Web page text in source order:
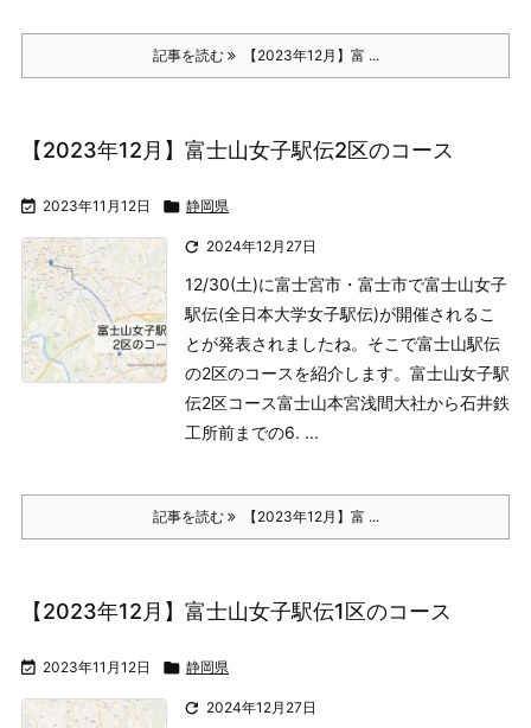
記事を読む 【2023年12月】富 ...
【2023年12月】富士山女子駅伝2区のコース
 2023年11月12日  静岡県
 2024年12月27日
12/30(土)に富士宮市・富士市で富士山女子
駅伝(全日本大学女子駅伝)が開催されるこ
とが発表されましたね。そこで富士山駅伝
の2区のコースを紹介します。 富士山女子駅
伝2区コース富士山本宮浅間大社から石井鉄
工所前までの6. ...
記事を読む 【2023年12月】富 ...
【2023年12月】富士山女子駅伝1区のコース
 2023年11月12日  静岡県
 2024年12月27日